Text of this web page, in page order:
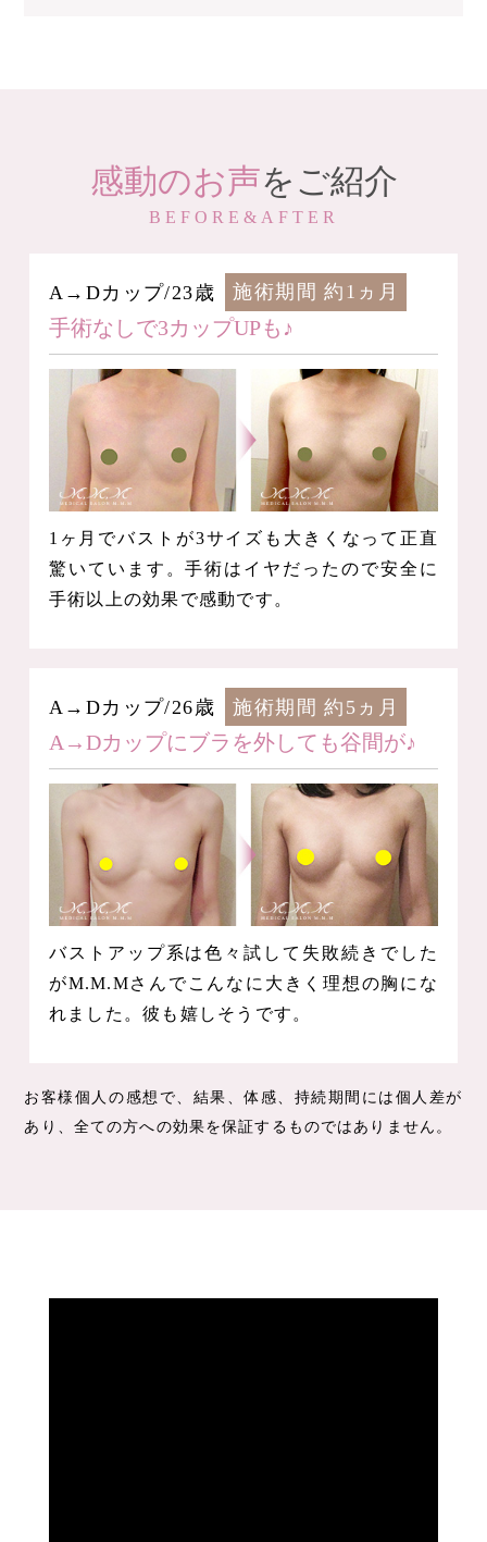
感動のお声をご紹介
BEFORE&AFTER
A→Dカップ/23歳 施術期間 約1ヵ月
手術なしで3カップUPも♪
1ヶ月でバストが3サイズも大きくなって正直
驚いています。手術はイヤだったので安全に
手術以上の効果で感動です。
A→Dカップ/26歳 施術期間 約5ヵ月
A→Dカップにブラを外しても谷間が♪
バストアップ系は色々試して失敗続きでした
がM.M.Mさんでこんなに大きく理想の胸にな
れました。彼も嬉しそうです。
お客様個人の感想で、結果、体感、持続期間には個人差が
あり、全ての方への効果を保証するものではありません。